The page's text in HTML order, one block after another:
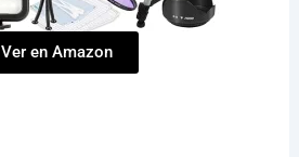
Ver en Amazon